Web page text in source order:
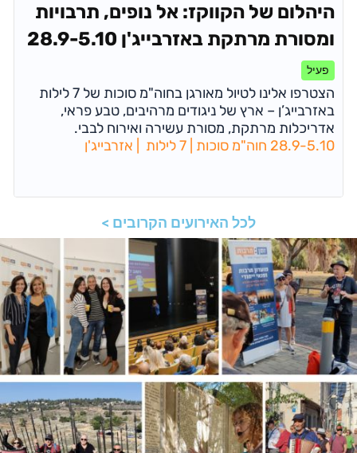
היהלום של הקווקז: אל נופים, תרבויות
ומסורת מרתקת באזרבייג'ן 28.9-5.10
פעיל
הצטרפו אלינו לטיול מאורגן בחוה"מ סוכות של 7 לילות
באזרבייג’ן – ארץ של ניגודים מרהיבים, טבע פראי,
אדריכלות מרתקת, מסורת עשירה ואירוח לבבי.
28.9-5.10 חוה"מ סוכות | 7 לילות | אזרבייג'ן
לכל האירועים הקרובים >